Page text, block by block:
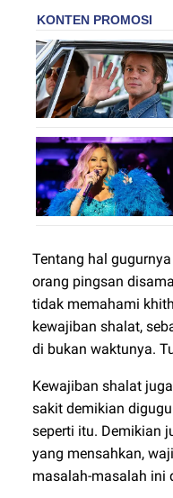
Tentang hal
orang pingsan
tidak memahami
kewajiban shalat,
di bukan waktunya.
Kewajiban shalat
sakit demikian
seperti itu. Demikian
yang mensahkan,
masalah-masalah ini